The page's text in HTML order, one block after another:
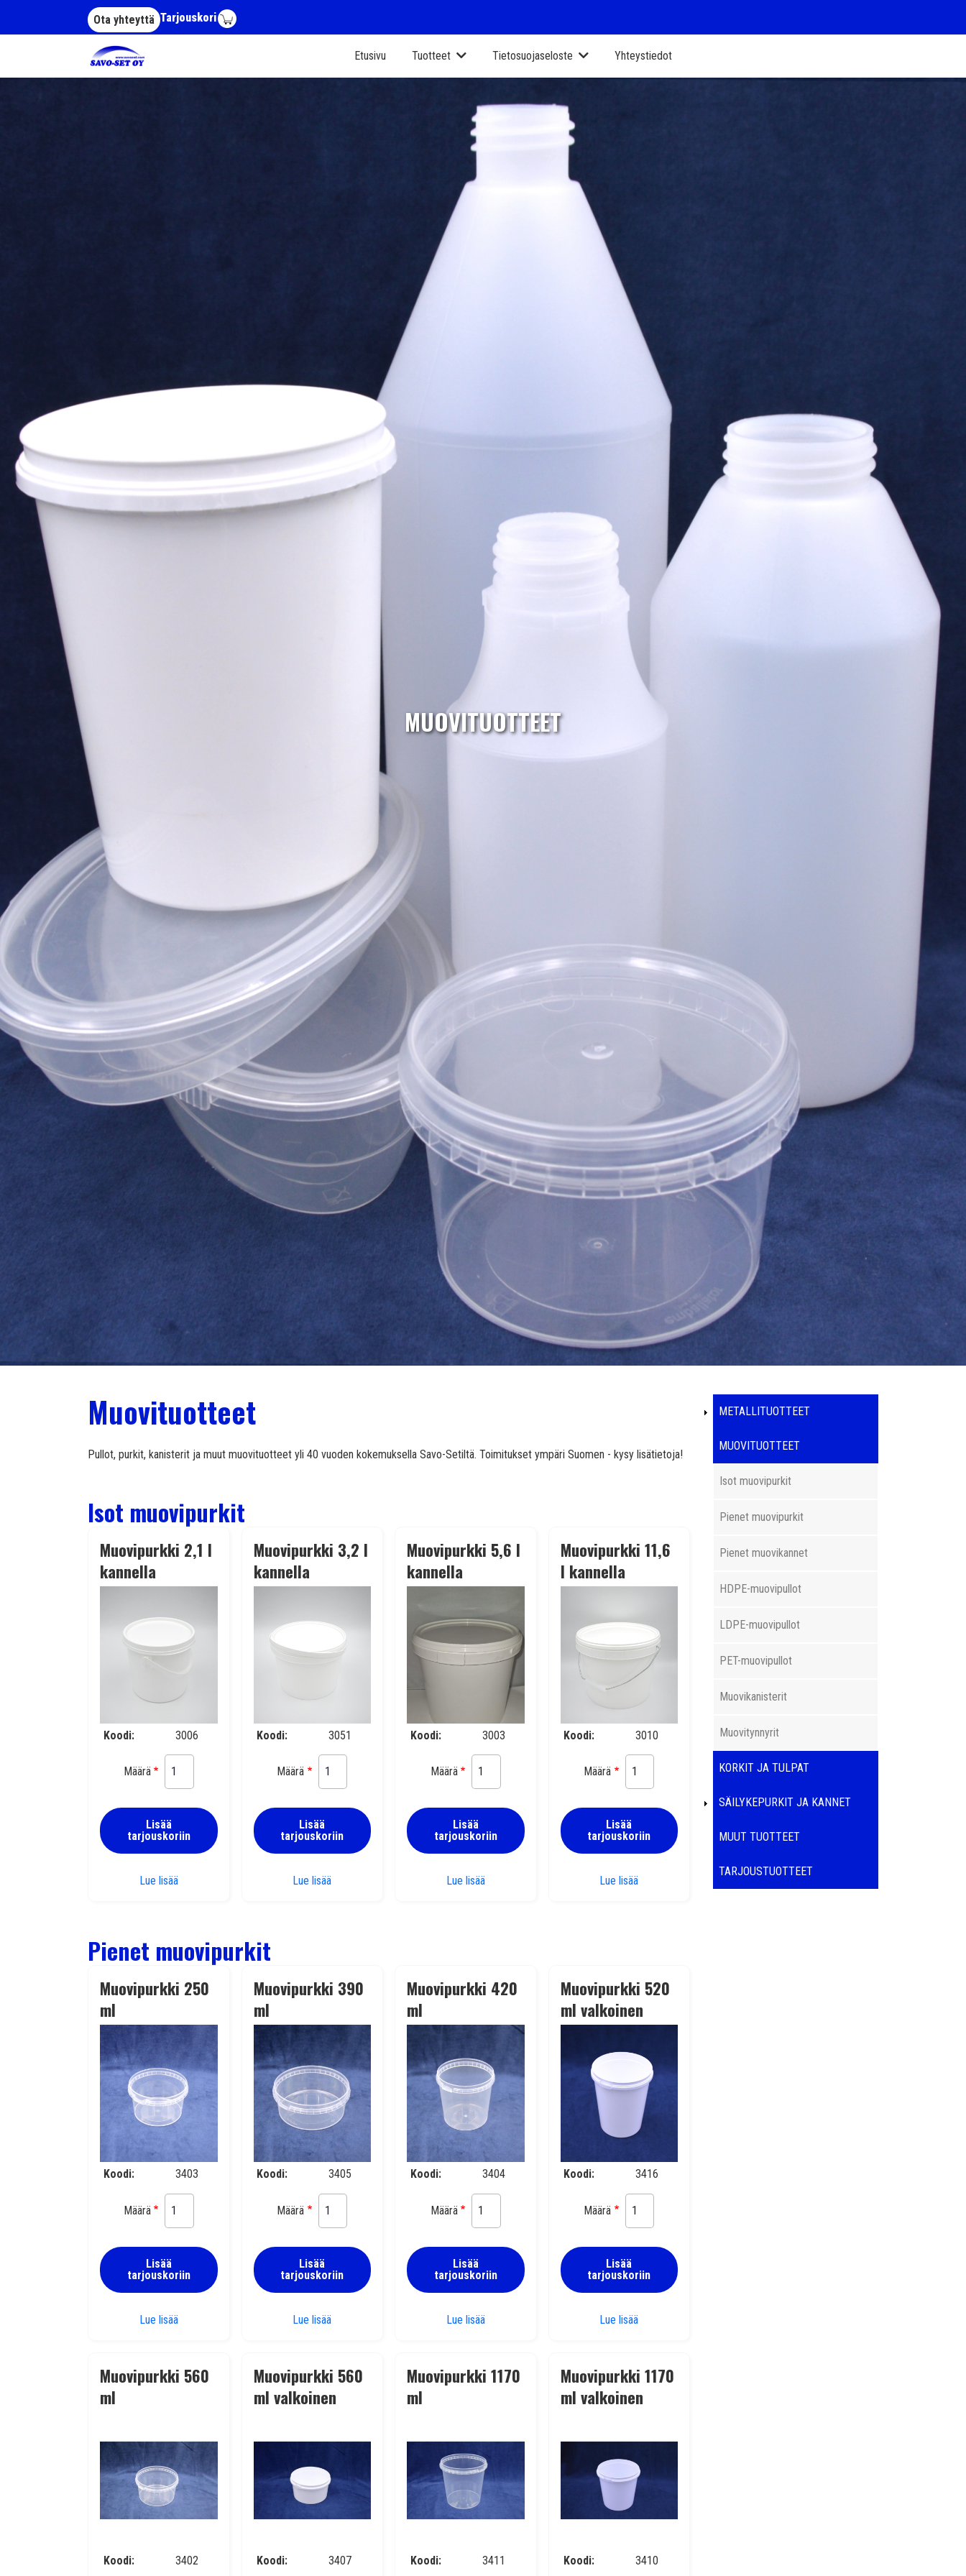
Hyppää pääsisältöön
Ota yhteyttä Tarjouskori
Etusivu Tuotteet Tietosuojaseloste Yhteystiedot
MUOVITUOTTEET
Muovituotteet
Pullot, purkit, kanisterit ja muut muovituotteet yli 40 vuoden kokemuksella Savo-Setiltä. Toimitukset ympäri Suomen - kysy lisätietoja!
Isot muovipurkit
Muovipurkki 2,1 l
kannella
Koodi 3006
Määrä
Lisää
tarjouskoriin
Lue lisääMuovipurkki 2,1 l kannella
Muovipurkki 3,2 l
kannella
Koodi 3051
Määrä
Lisää
tarjouskoriin
Lue lisääMuovipurkki 3,2 l kannella
Muovipurkki 5,6 l
kannella
Koodi 3003
Määrä
Lisää
tarjouskoriin
Lue lisääMuovipurkki 5,6 l kannella
Muovipurkki 11,6
l kannella
Koodi 3010
Määrä
Lisää
tarjouskoriin
Lue lisääMuovipurkki 11,6 l kannella
Pienet muovipurkit
Muovipurkki 250
ml
läpinäkyvä/kirkas
Koodi 3403
Määrä
Lisää
tarjouskoriin
Lue lisääMuovipurkki 250 ml läpinäkyvä/kirkas
Muovipurkki 390
ml
läpinäkyvä/kirkas
Koodi 3405
Määrä
Lisää
tarjouskoriin
Lue lisää Muovipurkki 390 ml läpinäkyvä/kirkas
Muovipurkki 420
ml
läpinäkyvä/kirkas
Koodi 3404
Määrä
Lisää
tarjouskoriin
Lue lisääMuovipurkki 420 ml läpinäkyvä/kirkas
Muovipurkki 520
ml valkoinen
Koodi 3416
Määrä
Lisää
tarjouskoriin
Lue lisää
Muovipurkki 560
ml
Koodi 3402
Muovipurkki 560
ml valkoinen
Koodi 3407
Muovipurkki 1170
ml
Koodi 3411
Muovipurkki 1170
ml valkoinen
Koodi 3410
Päävalikko
METALLITUOTTEET
MUOVITUOTTEET
Isot muovipurkit
Pienet muovipurkit
Pienet muovikannet
HDPE-muovipullot
LDPE-muovipullot
PET-muovipullot
Muovikanisterit
Muovitynnyrit
KORKIT JA TULPAT
SÄILYKEPURKIT JA KANNET
MUUT TUOTTEET
TARJOUSTUOTTEET